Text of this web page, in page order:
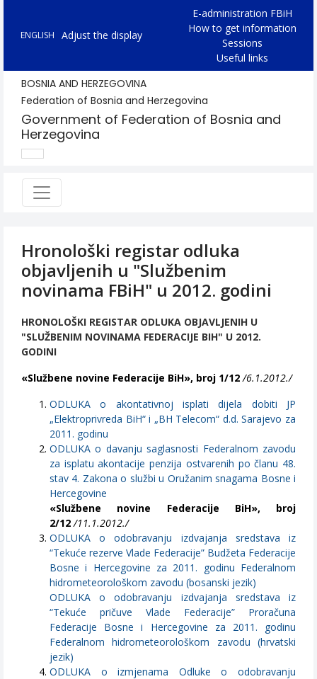
ENGLISH Adjust the display
E-administration FBiH
How to get information
Sessions
Useful links
BOSNIA AND HERZEGOVINA
Federation of Bosnia and Herzegovina
Government of Federation of Bosnia and
Herzegovina
Hronološki registar odluka
objavljenih u "Službenim
novinama FBiH" u 2012. godini
HRONOLOŠKI REGISTAR ODLUKA OBJAVLJENIH U
"SLUŽBENIM NOVINAMA FEDERACIJE BIH" U 2012.
GODINI
«Službene novine Federacije BiH», broj 1/12 /6.1.2012./
ODLUKA o akontativnoj isplati dijela dobiti JP
„Elektroprivreda BiH“ i „BH Telecom“ d.d. Sarajevo za
2011. godinu
ODLUKA o davanju saglasnosti Federalnom zavodu
za isplatu akontacije penzija ostvarenih po članu 48.
stav 4. Zakona o službi u Oružanim snagama Bosne i
Hercegovine
«Službene novine Federacije BiH», broj
2/12 /11.1.2012./
ODLUKA o odobravanju izdvajanja sredstava iz
“Tekuće rezerve Vlade Federacije” Budžeta Federacije
Bosne i Hercegovine za 2011. godinu Federalnom
hidrometeorološkom zavodu (bosanski jezik)
ODLUKA o odobravanju izdvajanja sredstava iz
“Tekuće pričuve Vlade Federacije” Proračuna
Federacije Bosne i Hercegovine za 2011. godinu
Federalnom hidrometeorološkom zavodu (hrvatski
jezik)
ODLUKA o izmjenama Odluke o odobravanju